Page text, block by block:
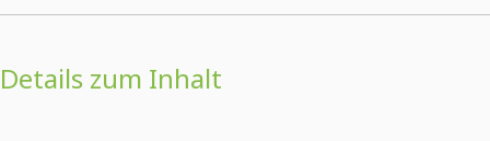
Details zum Inhalt